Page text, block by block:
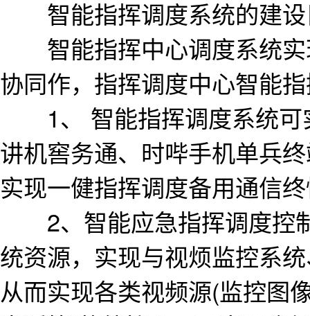
智能指挥调度系统的建设
智能指挥中心调度系统实
协同作，指挥调度中心智能
1、 智能指挥调度系统可
讲机窖务通、时哔手机单兵
实现一健指挥调度备用通信
2、智能应急指挥调度控
统资源，实现与视烦监控系
从而实现各类视频源(监控图